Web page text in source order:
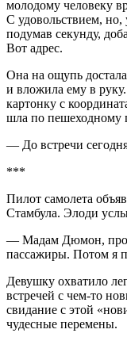
молодому человеку
С удовольствием,
подумав секунду,
Вот адрес.
Она на ощупь
и вложила ему в
картонку с
шла по пешеходному
— До встречи
***
Пилот самолета
Стамбула. Элоди
— Мадам Дюмон,
пассажиры. Потом я
Девушку охватило
встречей с чем-то
свидание с этой
чудесные перемены.